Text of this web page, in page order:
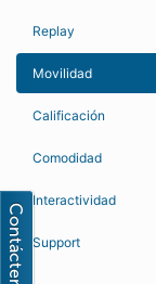
Replay
Movilidad
Calificación
Comodidad
Interactividad
Support